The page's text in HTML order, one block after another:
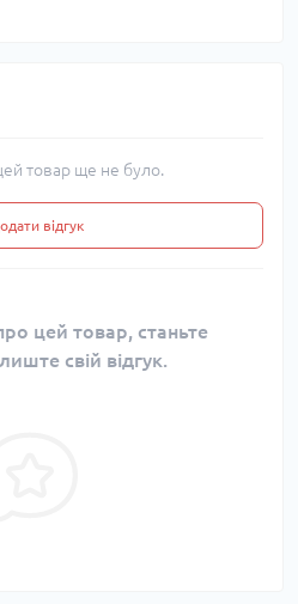
товар ще не було.
відгук
цей товар, станьте
свій відгук.